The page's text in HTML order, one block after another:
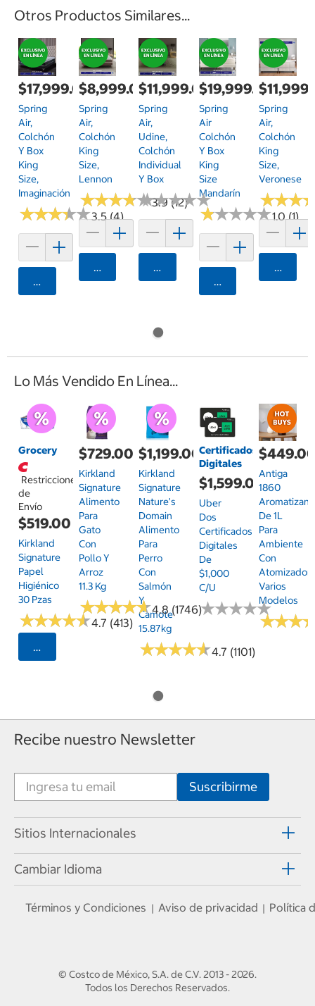
Otros Productos Similares...
$17,999.00
Spring
Air,
Colchón
Y Box
King
Size,
Imaginación
★★★★★
★★★★★3.5 (4)
Agregar
$8,999.00
Spring
Air,
Colchón
King
Size,
Lennon
★★★★★
★★★★★3.9 (12)
Agregar
$11,999.00
Spring
Air,
Udine,
Colchón
Individual
Y Box
★★★★★
★★★★★
Agregar
$19,999.00
Spring
Air
Colchón
Y Box
King
Size
Mandarín
★★★★★
★★★★★1.0 (1)
Agregar
Spring
Air,
Colchón
King
Size,
Veronese
★★★
★★★
Lo Más Vendido En Línea...
Grocery
Restricciones
de
Envío
$519.00
Kirkland
Signature
Papel
Higiénico
30 Pzas
★★★★★
★★★★★4.7 (413)
Seleccionar Código Postal
$729.00
Kirkland
Signature
Alimento
Para
Gato
Con
Pollo Y
Arroz
11.3 Kg
★★★★★
★★★★★4.8 (1746)
$1,199.00
Kirkland
Signature
Nature's
Domain
Alimento
Para
Perro
Con
Salmón
Y
Camote
15.87kg
★★★★★
★★★★★4.7 (1101)
Certificados
Digitales
$1,599.00
Uber
Dos
Certificados
Digitales
De
$1,000
C/u
★★★★★
★★★★★
Antiga
1860
De 1L
Para
Ambiente
Con
Atomizador,
Varios
Modelos
★★★
★★★
Recibe nuestro Newsletter
Sitios Internacionales
Cambiar Idioma
Términos y Condiciones | Aviso de privacidad | Política
© Costco de México, S.A. de C.V.2013 - 2026.
Todos los Derechos Reservados.